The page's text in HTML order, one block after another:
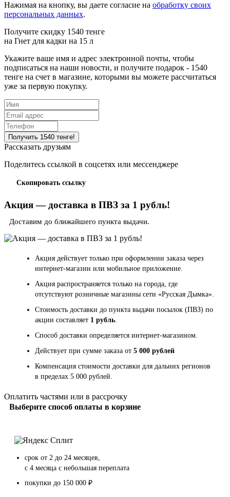
Нажимая на кнопку, вы даете согласие на обработку своих
персональных данных.
Получите скидку 1540 тенге
на Гнет для кадки на 15 л
Укажите ваше имя и адрес электронной почты, чтобы
подписаться на наши новости, и получите подарок - 1540
тенге на счет в магазине, которыми вы можете рассчитаться
уже за первую покупку.
Рассказать друзьям
Поделитесь ссылкой в соцсетях или мессенджере
Скопировать ссылку
Акция — доставка в ПВЗ за 1 рубль!
Доставим до ближайшего пункта выдачи.
Акция действует только при оформлении заказа через
интернет-магазин или мобильное приложение.
Акция распространяется только на города, где
отсутствуют розничные магазины сети «Русская Дымка».
Стоимость доставки до пункта выдачи посылок (ПВЗ) по
акции составляет 1 рубль.
Способ доставки определяется интернет-магазином.
Действует при сумме заказа от 5 000 рублей
Компенсация стоимости доставки для дальних регионов
в пределах 5 000 рублей.
Оплатить частями или в рассрочку
Выберите способ оплаты в корзине
срок от 2 до 24 месяцев,
с 4 месяца с небольшая переплата
покупки до 150 000 ₽